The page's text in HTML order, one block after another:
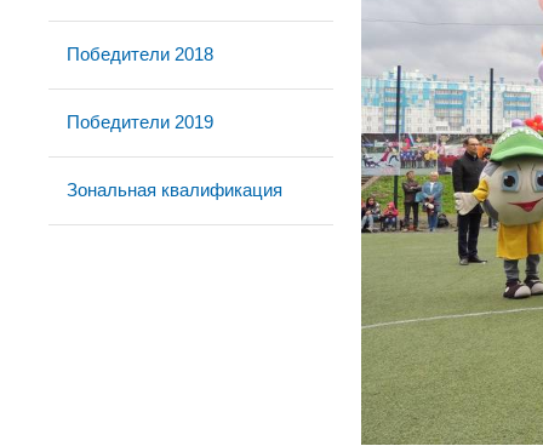
Победители 2018
Победители 2019
Зональная квалификация